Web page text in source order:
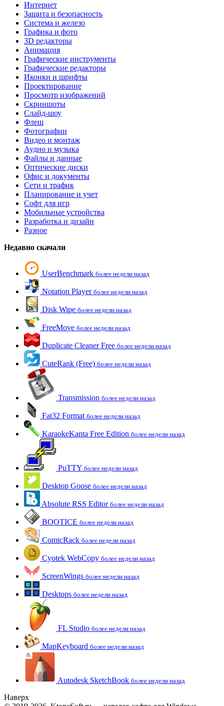
Интернет
Защита и безопасность
Система и железо
Графика и фото
3D редакторы
Анимация
Графические инструменты
Графические редакторы
Иконки и шрифты
Проектирование
Просмотр изображений
Скриншоты
Слайд-шоу
Флеш
Фотографии
Видео и монтаж
Аудио и музыка
Файлы и данные
Оптические диски
Офис и документы
Сети и трафик
Планирование и учет
Софт для игр
Мобильные устройства
Разработка и дизайн
Разное
Недавно скачали
UserBenchmark более недели назад
Notation Player более недели назад
Disk Wipe более недели назад
FreeMove более недели назад
Duplicate Cleaner Free более недели назад
CuteRank (Free) более недели назад
Transmission более недели назад
Fat32 Format более недели назад
KaraokeKanta Free Edition более недели назад
PuTTY более недели назад
Desktop Goose более недели назад
Absolute RSS Editor более недели назад
BOOTICE более недели назад
ComicRack более недели назад
Cyotek WebCopy более недели назад
ScreenWings более недели назад
Desktops более недели назад
FL Studio более недели назад
MapKeyboard более недели назад
Autodesk SketchBook более недели назад
Наверх